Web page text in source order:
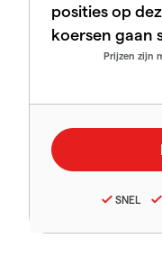
posities op
koersen gaan
Prijzen zijn
SNEL